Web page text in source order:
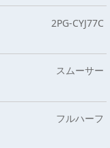
2PG-CYJ77C
スムーサー
フルハーフ